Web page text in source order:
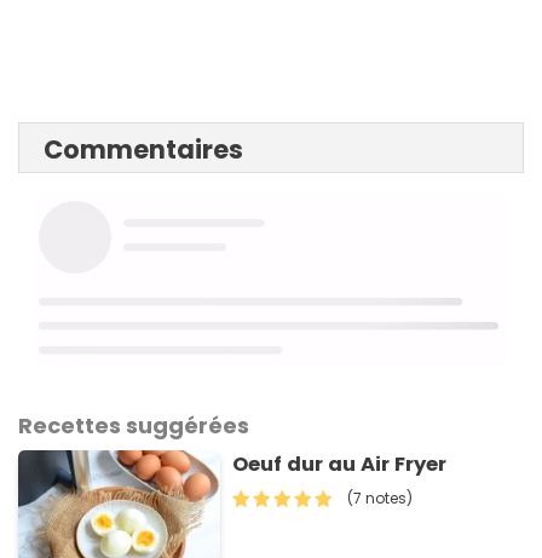
Commentaires
Recettes suggérées
Oeuf dur au Air Fryer
(7 notes)